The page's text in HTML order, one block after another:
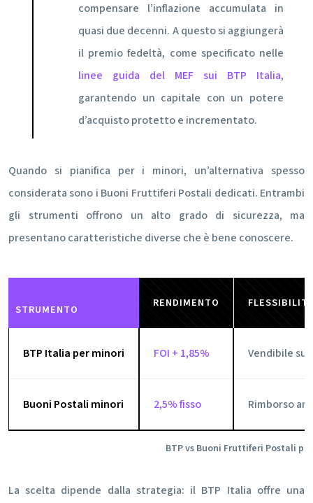
compensare l’inflazione accumulata in
quasi due decenni. A questo si aggiungerà
il premio fedeltà, come specificato nelle
linee guida del MEF sui BTP Italia,
garantendo un capitale con un potere
d’acquisto protetto e incrementato.
Quando si pianifica per i minori, un’alternativa spesso
considerata sono i Buoni Fruttiferi Postali dedicati. Entrambi
gli strumenti offrono un alto grado di sicurezza, ma
presentano caratteristiche diverse che è bene conoscere.
BTP vs Buoni Fruttiferi Postali
STRUMENTO RENDIMENTO FLESSIBILITÀ
BTP Italia per minori FOI + 1,85% Vendibile su
Buoni Postali minori 2,5% fisso Rimborso
La scelta dipende dalla strategia: il BTP Italia offre una